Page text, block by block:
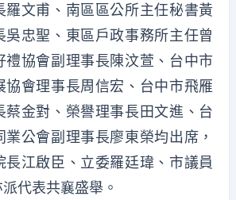
羅文甫、南區區公所主任秘書黃
吳忠聖、東區戶政事務所主任曾
禮協會副理事長陳汶萱、台中市
協會理事長周信宏、台中市飛雁
蔡金對、榮譽理事長田文進、台
公會副理事長廖東榮均出席，
長江啟臣、立委羅廷瑋、市議員
代表共襄盛舉。